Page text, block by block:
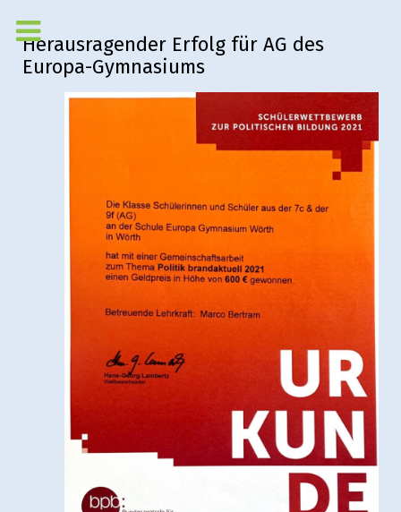
Herausragender Erfolg für AG des
Europa-Gymnasiums